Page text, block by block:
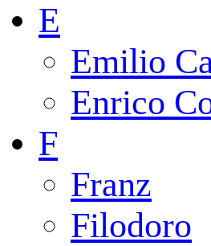
E
Emilio
Enrico
F
Franz
Filodoro